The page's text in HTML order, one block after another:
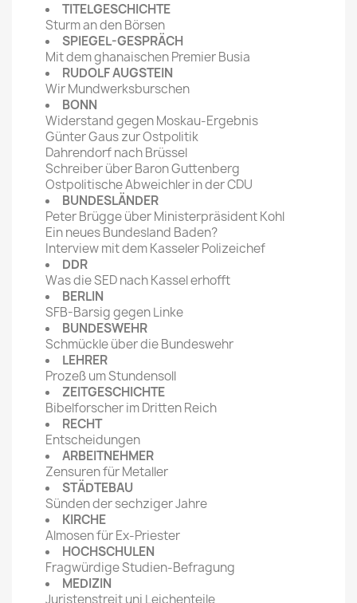
TITELGESCHICHTE
Sturm an den Börsen
SPIEGEL-GESPRÄCH
Mit dem ghanaischen Premier Busia
RUDOLF AUGSTEIN
Wir Mundwerksburschen
BONN
Widerstand gegen Moskau-Ergebnis
Günter Gaus zur Ostpolitik
Dahrendorf nach Brüssel
Schreiber über Baron Guttenberg
Ostpolitische Abweichler in der CDU
BUNDESLÄNDER
Peter Brügge über Ministerpräsident Kohl
Ein neues Bundesland Baden?
Interview mit dem Kasseler Polizeichef
DDR
Was die SED nach Kassel erhofft
BERLIN
SFB-Barsig gegen Linke
BUNDESWEHR
Schmückle über die Bundeswehr
LEHRER
Prozeß um Stundensoll
ZEITGESCHICHTE
Bibelforscher im Dritten Reich
RECHT
Entscheidungen
ARBEITNEHMER
Zensuren für Metaller
STÄDTEBAU
Sünden der sechziger Jahre
KIRCHE
Almosen für Ex-Priester
HOCHSCHULEN
Fragwürdige Studien-Befragung
MEDIZIN